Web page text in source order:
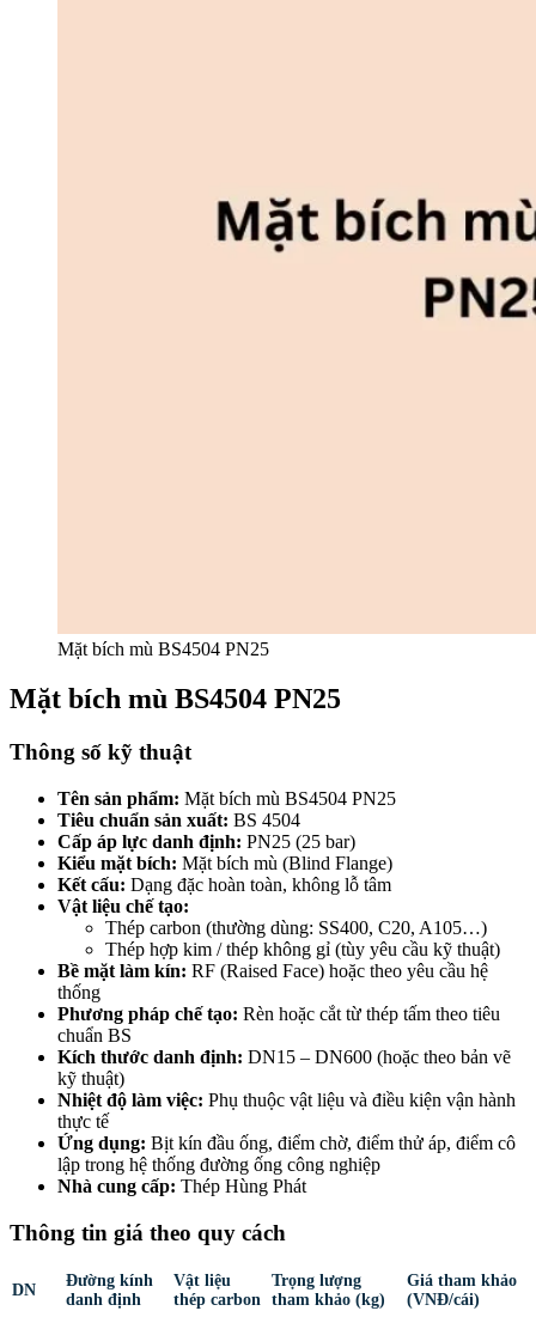
Mặt bích mù BS4504 PN25
Mặt bích mù BS4504 PN25
Thông số kỹ thuật
Tên sản phẩm: Mặt bích mù BS4504 PN25
Tiêu chuẩn sản xuất: BS 4504
Cấp áp lực danh định: PN25 (25 bar)
Kiểu mặt bích: Mặt bích mù (Blind Flange)
Kết cấu: Dạng đặc hoàn toàn, không lỗ tâm
Vật liệu chế tạo:
Thép carbon (thường dùng: SS400, C20, A105…)
Thép hợp kim / thép không gỉ (tùy yêu cầu kỹ thuật)
Bề mặt làm kín: RF (Raised Face) hoặc theo yêu cầu hệ
thống
Phương pháp chế tạo: Rèn hoặc cắt từ thép tấm theo tiêu
chuẩn BS
Kích thước danh định: DN15 – DN600 (hoặc theo bản vẽ
kỹ thuật)
Nhiệt độ làm việc: Phụ thuộc vật liệu và điều kiện vận hành
thực tế
Ứng dụng: Bịt kín đầu ống, điểm chờ, điểm thử áp, điểm cô
lập trong hệ thống đường ống công nghiệp
Nhà cung cấp: Thép Hùng Phát
Thông tin giá theo quy cách
DN
Đường kính
danh định
Vật liệu
thép carbon
Trọng lượng
tham khảo (kg)
Giá tham khảo
(VNĐ/cái)